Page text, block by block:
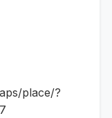
place/?